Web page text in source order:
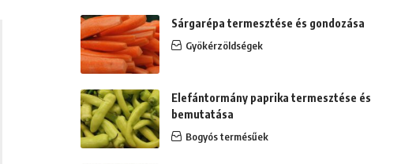
Sárgarépa termesztése és gondozása
Gyökérzöldségek
Elefántormány paprika termesztése és
bemutatása
Bogyós termésűek